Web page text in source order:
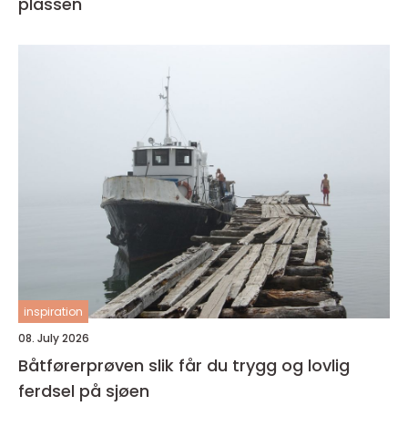
inspiration
08. July 2026
Båtførerprøven slik får du trygg og lovlig
ferdsel på sjøen